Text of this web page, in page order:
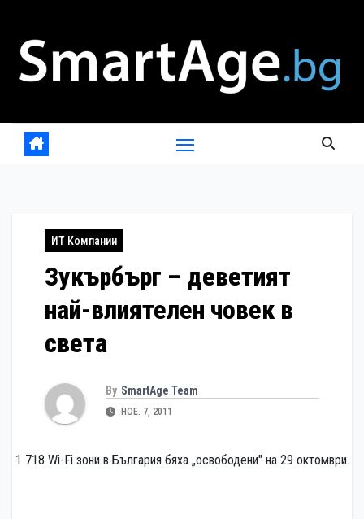
content
ИТ Компании
Зукърбърг – деветият
най-влиятелен човек в
света
By SmartAge Team
НОЕ. 7, 2011
1 718 Wi-Fi зони в България бяха „освободени" на 29 октомври.